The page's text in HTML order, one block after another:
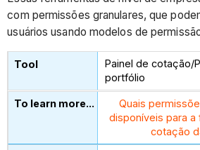
com permissões granulares, que
usuários usando modelos de
Painel de cotação/
portfólio
Quais
disponíveis para a
cotação